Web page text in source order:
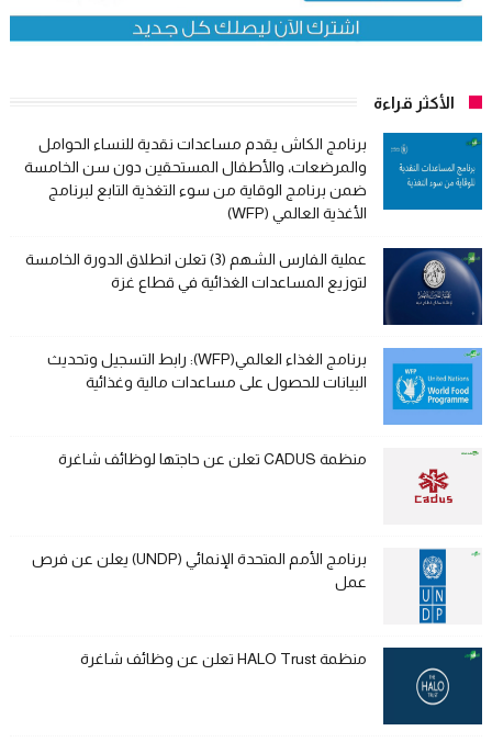
الأكثر قراءة
برنامج الكاش يقدم مساعدات نقدية للنساء الحوامل
والمرضعات، والأطفال المستحقين دون سن الخامسة
ضمن برنامج الوقاية من سوء التغذية التابع لبرنامج
الأغذية العالمي (WFP)
عملية الفارس الشهم (3) تعلن انطلاق الدورة الخامسة
لتوزيع المساعدات الغذائية في قطاع غزة
برنامج الغذاء العالمي(WFP): رابط التسجيل وتحديث
البيانات للحصول على مساعدات مالية وغذائية
منظمة CADUS تعلن عن حاجتها لوظائف شاغرة
برنامج الأمم المتحدة الإنمائي (UNDP) يعلن عن فرص
عمل
منظمة HALO Trust تعلن عن وظائف شاغرة